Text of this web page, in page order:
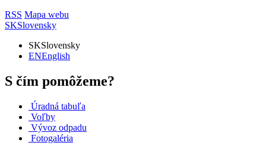
RSS Mapa webu
SKSlovensky
SKSlovensky
ENEnglish
S čím pomôžeme?
Úradná tabuľa
Voľby
Vývoz odpadu
Fotogaléria